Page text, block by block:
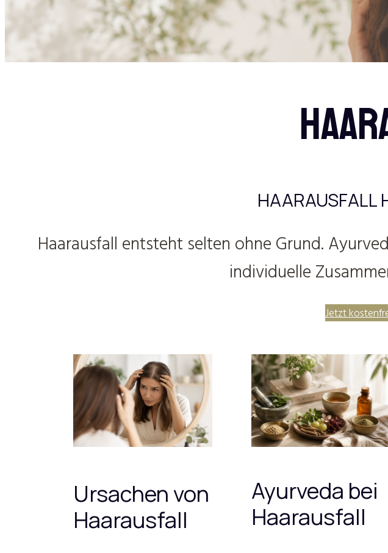
HAARAUSFALL
Haarausfall entsteht selten ohne Grund.
individuelle
Jetzt
Ursachen von
Haarausfall
Ayurveda bei
Haarausfall